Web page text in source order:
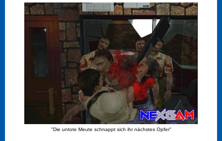
"Die untote Meute schnappt sich ihr nächstes Opfer"